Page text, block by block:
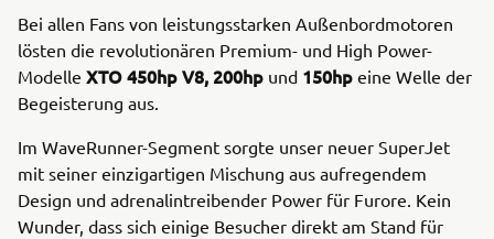
Bei allen Fans von leistungsstarken Außenbordmotoren
lösten die revolutionären Premium- und High Power-
Modelle XTO 450hp V8, 200hp und 150hp eine Welle der
Begeisterung aus.
Im WaveRunner-Segment sorgte unser neuer SuperJet
mit seiner einzigartigen Mischung aus aufregendem
Design und adrenalintreibender Power für Furore. Kein
Wunder, dass sich einige Besucher direkt am Stand für